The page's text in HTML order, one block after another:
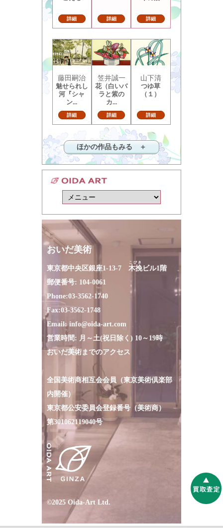
詳細 詳細 詳細
藤田嗣治
魅せられし
河『シャ
ン...
詳細
笠井誠一
花（白いバ
ラと紫の
カ...
詳細
山下清
つゆ草
（１）
詳細
ほかの作品もみる ＋
おいだ美術
東京都中央区銀座1-13-7 木挽
こびき
ビル1階
郵便番号: 104-0061
Phone:03-3562-1740
Fax:03-3562-1748
Email: info@oida-art.com
営業時間: 月～土(祝日除く) 10～19時
おいだ美術までのアクセス
全国美術商相互会会員（東京美術倶楽部
内開催）
東京都公安委員会登録番号（美術商）
第301062119040号
©2025 Oida-Art Ltd.